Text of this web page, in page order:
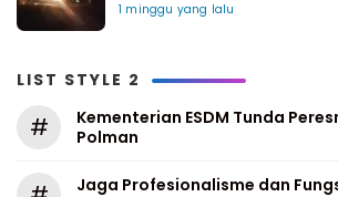
1 minggu yang lalu
LIST STYLE 2
#
Kementerian ESDM Tunda
Polman
Jaga Profesionalisme dan